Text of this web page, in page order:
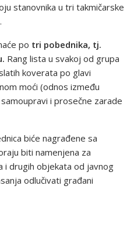
stanovnika u tri takmičarske
.
po tri pobednika, tj.
Rang lista u svakoj od grupa
koverata po glavi
moći (odnos između
i prosečne zarade
biće nagrađene sa
biti namenjena za
i drugih objekata od javnog
odlučivati građani